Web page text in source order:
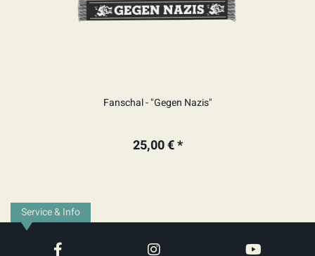
Fanschal - "Gegen Nazis"
25,00 € *
Service & Info